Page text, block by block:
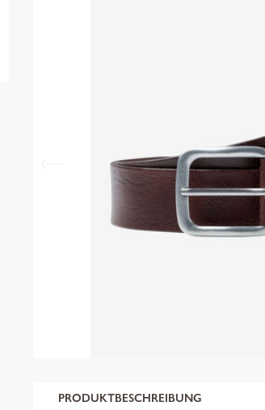
PRODUKTBESCHREIBUNG